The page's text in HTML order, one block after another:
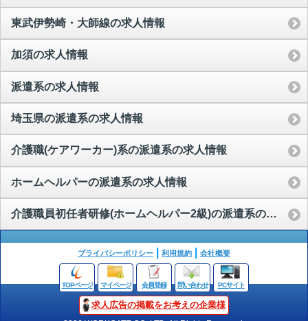
東武伊勢崎・大師線の求人情報
加須の求人情報
派遣系の求人情報
埼玉県の派遣系の求人情報
介護職(ケアワーカー)系の派遣系の求人情報
ホームヘルパーの派遣系の求人情報
介護職員初任者研修(ホームヘルパー2級)の派遣系の求人情報
プライバシーポリシー 利用規約 会社概要
TOPページ マイページ 会員登録 問い合わせ PCサイト
求人広告の掲載をお考えの企業様